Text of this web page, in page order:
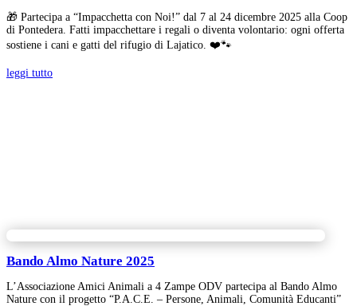
🎁 Partecipa a “Impacchetta con Noi!” dal 7 al 24 dicembre 2025 alla Coop
di Pontedera. Fatti impacchettare i regali o diventa volontario: ogni offerta
sostiene i cani e gatti del rifugio di Lajatico. ❤️🐾
leggi tutto
Bando Almo Nature 2025
L’Associazione Amici Animali a 4 Zampe ODV partecipa al Bando Almo
Nature con il progetto “P.A.C.E. – Persone, Animali, Comunità Educanti”